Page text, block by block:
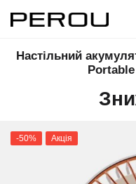
Настільний
-50% Акція